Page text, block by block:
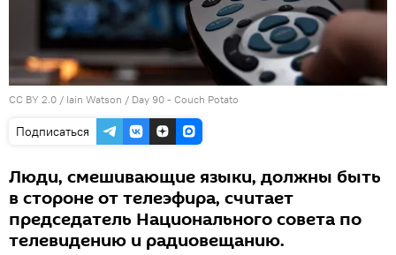
CC BY 2.0 / Iain Watson / Day 90 - Couch Potato
Подписаться
Люди, смешивающие языки, должны быть
в стороне от телеэфира, считает
председатель Национального совета по
телевидению и радиовещанию.